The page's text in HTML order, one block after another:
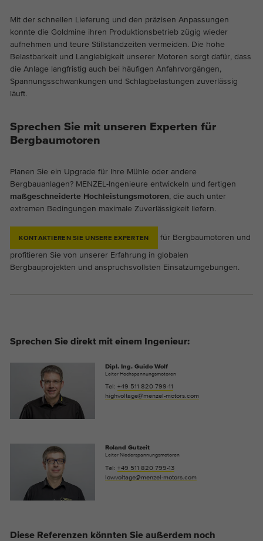
Mit der schnellen Lieferung und den präzisen Anpassungen
konnte die Goldmine ihren Produktionsbetrieb zügig wieder
aufnehmen und teure Stillstandzeiten vermeiden. Die hohe
Belastbarkeit und Langlebigkeit unserer Motoren sorgt dafür, dass
die Anlage langfristig auch bei häufigen Anfahrvorgängen,
Spannungsschwankungen und Schlagbelastungen zuverlässig
läuft.
Sprechen Sie mit unseren Experten für
Bergbaumotoren
Planen Sie ein Upgrade für Ihre Mühle oder andere
Bergbauanlagen? MENZEL-Ingenieure entwickeln und fertigen
maßgeschneiderte Hochleistungsmotoren, die auch unter
extremen Bedingungen maximale Zuverlässigkeit liefern.
KONTAKTIEREN SIE UNSERE EXPERTEN
für Bergbaumotoren und
profitieren Sie von unserer Erfahrung in globalen
Bergbauprojekten und anspruchsvollsten Einsatzumgebungen.
Sprechen Sie direkt mit einem Ingenieur:
Dipl. Ing. Guido Wolf
Leiter Hochspannungsmotoren
Tel: +49 511 820 799-11
highvoltage@menzel-motors.com
Roland Gutzeit
Leiter Niederspannungsmotoren
Tel: +49 511 820 799-13
lowvoltage@menzel-motors.com
Diese Referenzen könnten Sie außerdem noch